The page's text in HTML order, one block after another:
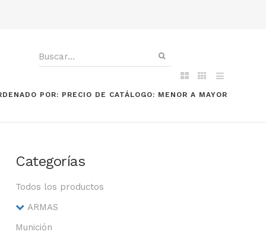
POR: PRECIO DE CATÁLOGO: MENOR A MAYOR
Categorías
Todos los productos
ARMAS
Munición